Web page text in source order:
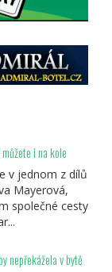
i na kole
v jednom z dílů
Mayerová,
společné cesty
nepřekážela v bytě